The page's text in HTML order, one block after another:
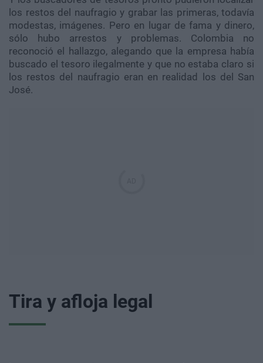
los restos del naufragio y grabar las primeras, todavía
modestas, imágenes. Pero en lugar de fama y dinero,
sólo hubo arrestos y problemas. Colombia no
reconoció el hallazgo, alegando que la empresa había
buscado el tesoro ilegalmente y que no estaba claro si
los restos del naufragio eran en realidad los del San
José.
Tira y afloja legal